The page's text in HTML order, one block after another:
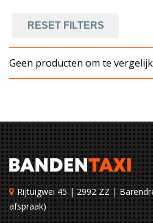
RESET FILTERS
Geen producten om te
Rijtuigwei 45 | 2992 ZZ |
afspraak)